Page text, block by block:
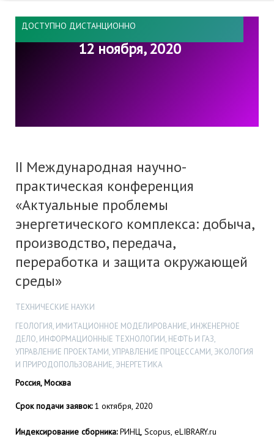
ДОСТУПНО ДИСТАНЦИОННО
12 ноября, 2020
II Международная научно-
практическая конференция
«Актуальные проблемы
энергетического комплекса: добыча,
производство, передача,
переработка и защита окружающей
среды»
ТЕХНИЧЕСКИЕ НАУКИ
ГЕОЛОГИЯ, ИМИТАЦИОННОЕ МОДЕЛИРОВАНИЕ, ИНЖЕНЕРНОЕ
ДЕЛО, ИНФОРМАЦИОННЫЕ ТЕХНОЛОГИИ, НЕФТЬ И ГАЗ,
УПРАВЛЕНИЕ ПРОЕКТАМИ, УПРАВЛЕНИЕ ПРОЦЕССАМИ, ЭКОЛОГИЯ
И ПРИРОДОПОЛЬЗОВАНИЕ, ЭНЕРГЕТИКА
Россия, Москва
Срок подачи заявок:1 октября, 2020
Индексирование сборника:РИНЦ, Scopus, eLIBRARY.ru